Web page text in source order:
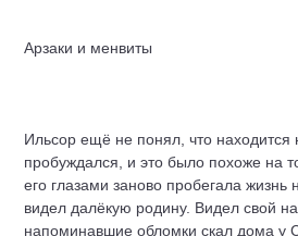
Арзаки и менвиты
Ильсор ещё не понял, что находится
пробуждался, и это было похоже на
его глазами заново пробегала
видел далёкую родину. Видел свой
напоминавшие обломки скал дома у